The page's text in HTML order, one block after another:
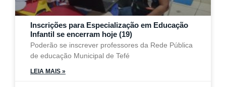
Inscrições para Especialização em Educação
Infantil se encerram hoje (19)
Poderão se inscrever professores da Rede Pública
de educação Municipal de Tefé
LEIA MAIS »